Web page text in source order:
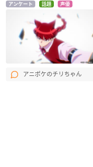
アンケート 話題 声優
アニポケのチリちゃん